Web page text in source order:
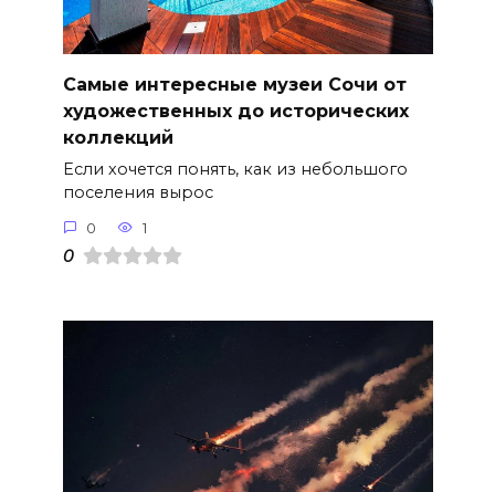
Самые интересные музеи Сочи от
художественных до исторических
коллекций
Если хочется понять, как из небольшого
поселения вырос
0 1
0